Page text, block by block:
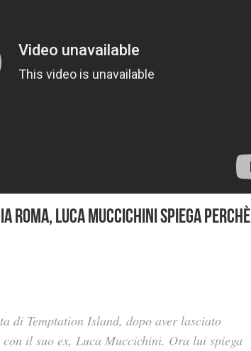
Roma, Luca Muccichini spiega perchè
di Temptation Island, dopo aver lasciato
con il suo ex, Luca Muccichini. Ora lui spiega